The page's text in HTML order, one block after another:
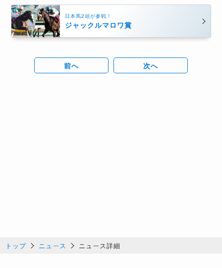
日本馬2頭が参戦！
ジャックルマロワ賞
前へ 次へ
トップ ニュース ニュース詳細